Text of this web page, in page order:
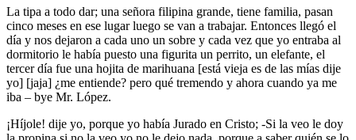
La tipa a todo dar; una señora filipina grande, tiene familia, pasan
cinco meses en ese lugar luego se van a trabajar. Entonces llegó el
día y nos dejaron a cada uno un sobre y cada vez que yo entraba al
dormitorio le había puesto una figurita un perrito, un elefante, el
tercer día fue una hojita de marihuana [está vieja es de las mías dije
yo] [jaja] ¿me entiende? pero qué tremendo y ahora cuando ya me
iba – bye Mr. López.
¡Híjole! dije yo, porque yo había Jurado en Cristo; -Si la veo le doy